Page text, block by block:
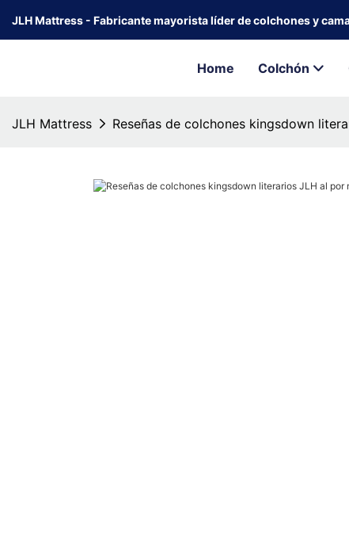
JLH Mattress - Fabricante mayorista líder de colchones y
Home Colchón
JLH Mattress Reseñas de colchones kingsdown